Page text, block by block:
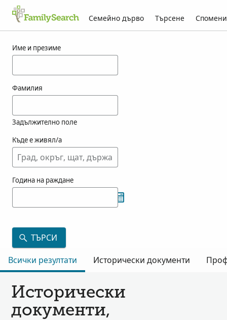
Семейно дърво Търсене Спомени
Име и презиме
Фамилия
Задължително поле
Къде е живял/а
Година на раждане
ТЪРСИ
Всички резултати
Исторически документи
Исторически
документи,